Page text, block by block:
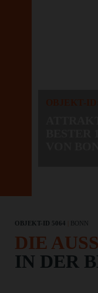
OBJEKT-ID 5064 BONN
DIE
IN DER